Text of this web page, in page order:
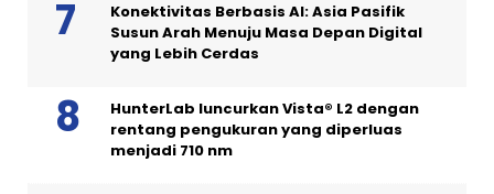
Konektivitas Berbasis AI: Asia Pasifik
Susun Arah Menuju Masa Depan Digital
yang Lebih Cerdas
HunterLab luncurkan Vista® L2 dengan
rentang pengukuran yang diperluas
menjadi 710 nm